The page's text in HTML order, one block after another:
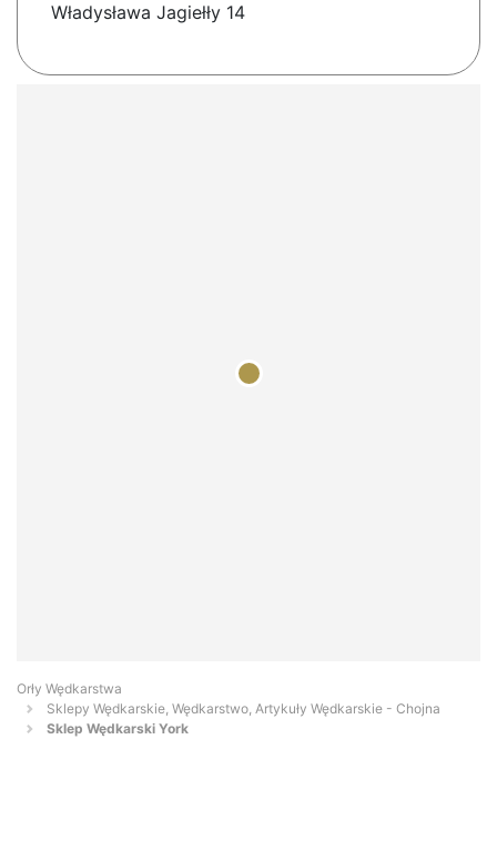
Władysława Jagiełły 14
Orły Wędkarstwa
Sklepy Wędkarskie, Wędkarstwo, Artykuły Wędkarskie - Chojna
Sklep Wędkarski York